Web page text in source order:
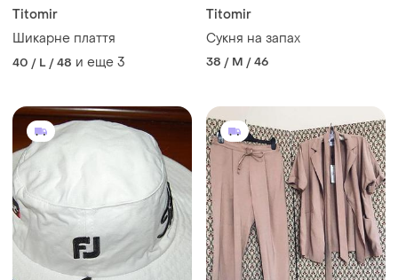
Titomir
Шикарне плаття
40 / L / 48 и еще 3
Titomir
Сукня на запах
38 / M / 46